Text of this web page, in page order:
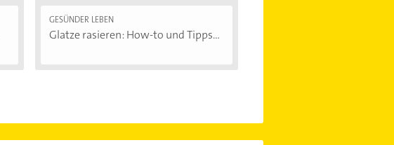
GESÜNDER LEBEN
Glatze rasieren: How-to und Tipps...